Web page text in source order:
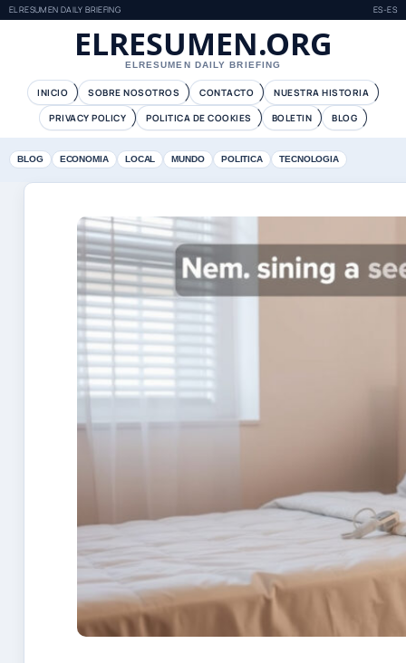
ELRESUMEN DAILY BRIEFING ES-ES
ELRESUMEN.ORG
ELRESUMEN DAILY BRIEFING
INICIO SOBRE NOSOTROS CONTACTO
NUESTRA HISTORIA
PRIVACY POLICY
POLITICA DE COOKIES BOLETIN BLOG
BLOG ECONOMIA LOCAL MUNDO POLITICA TECNOLOGIA